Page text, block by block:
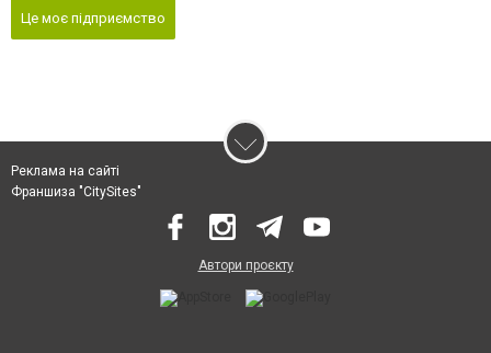
Це моє підприємство
Реклама на сайті
Франшиза "CitySites"
Автори проєкту